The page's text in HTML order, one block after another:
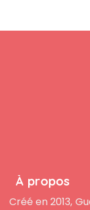
À propos
Créé en 2013,